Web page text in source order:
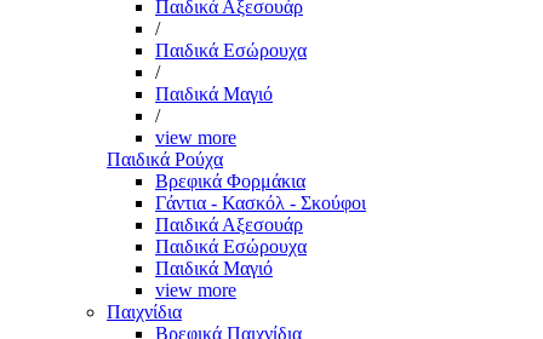
Παιδικά Αξεσουάρ
/
Παιδικά Εσώρουχα
/
Παιδικά Μαγιό
/
view more
Παιδικά Ρούχα
Βρεφικά Φορμάκια
Γάντια - Κασκόλ - Σκούφοι
Παιδικά Αξεσουάρ
Παιδικά Εσώρουχα
Παιδικά Μαγιό
view more
Παιχνίδια
Βρεφικά Παιχνίδια